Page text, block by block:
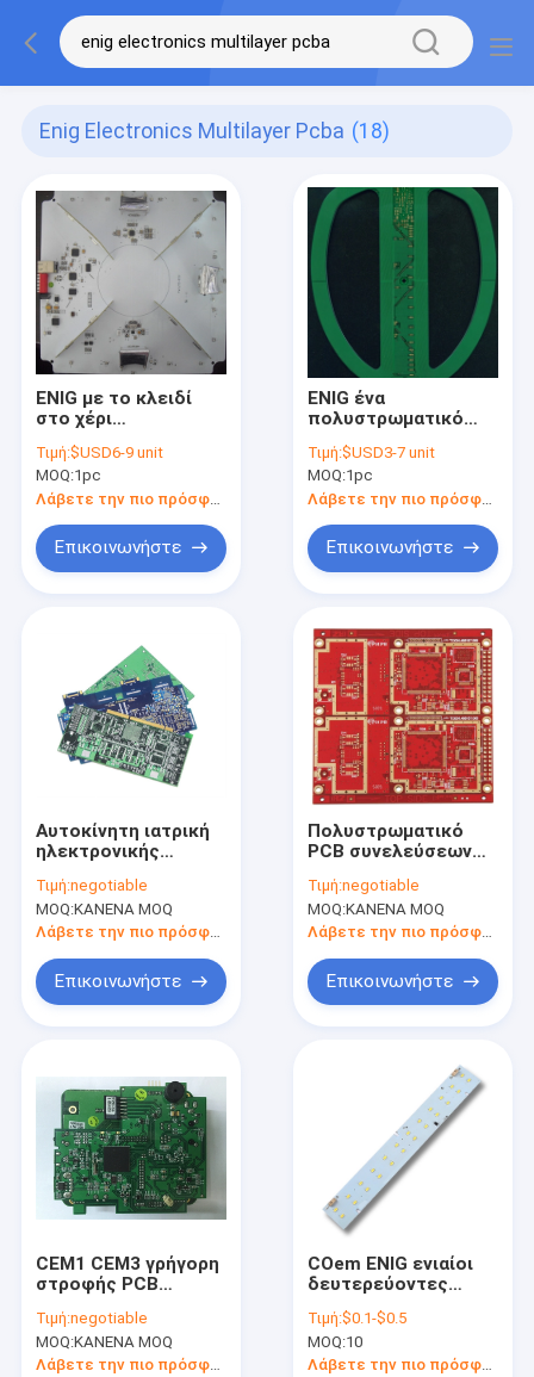
Enig Electronics Multilayer Pcba (18)
ENIG με το κλειδί
στο χέρι
πολυστρωματικό
Pcba συνελεύσεων
FR4 Tg135 PCB
Τιμή:$USD6-9 unit
MOQ:1pc
Λάβετε την πιο πρόσφατη τιμή
Επικοινωνήστε
ENIG ένα
πολυστρωματικό
συνελεύσεων PCB
στάσεων SMT SGS
ηλεκτρονικής
Τιμή:$USD3-7 unit
MOQ:1pc
Επικοινωνήστε
Αυτοκίνητη ιατρική
ηλεκτρονικής
PCB Pcba CEM1
CEM3
πολυστρωματική
Τιμή:negotiable
MOQ:ΚΑΝΕΝΑ MOQ
Λάβετε την πιο πρόσφατη τιμή
Επικοινωνήστε
Πολυστρωματικό
PCB συνελεύσεων
πρωτοτύπων 1OZ
2OZ αυτοκινητικό
Τιμή:negotiable
MOQ:ΚΑΝΕΝΑ MOQ
Επικοινωνήστε
CEM1 CEM3 γρήγορη
στροφής PCB
πρωτοτύπων
πολυστρωματική
Τιμή:negotiable
MOQ:ΚΑΝΕΝΑ MOQ
Λάβετε την πιο πρόσφατη τιμή
COem ENIG ενιαίοι
δευτερεύοντες
κυκλωμάτων
αργιλίου τυπωμένοι
PCB 1-32L
Τιμή:$0.1-$0.5
MOQ:10
Λάβετε την πιο πρόσφατη τιμή